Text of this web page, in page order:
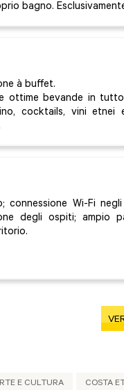
bagno.
à buffet.
ottime bevande in
cocktails, vini
connessione Wi-Fi
degli ospiti; ampio
E CULTURA COSTA